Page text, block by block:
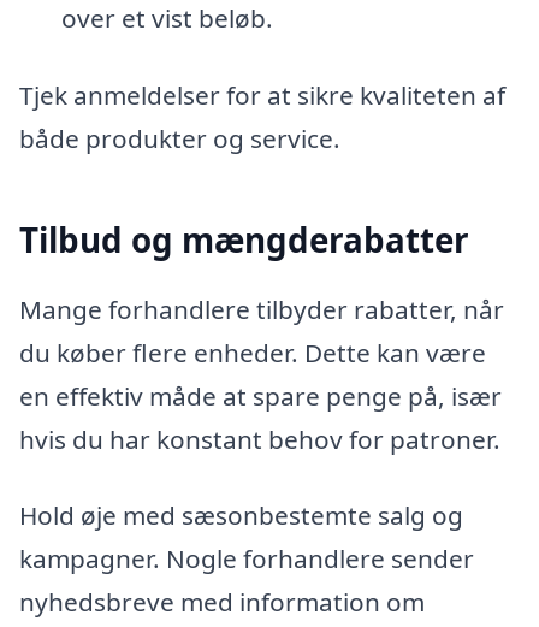
over et vist beløb.
Tjek anmeldelser for at sikre kvaliteten af
både produkter og service.
Tilbud og mængderabatter
Mange forhandlere tilbyder rabatter, når
du køber flere enheder. Dette kan være
en effektiv måde at spare penge på, især
hvis du har konstant behov for patroner.
Hold øje med sæsonbestemte salg og
kampagner. Nogle forhandlere sender
nyhedsbreve med information om